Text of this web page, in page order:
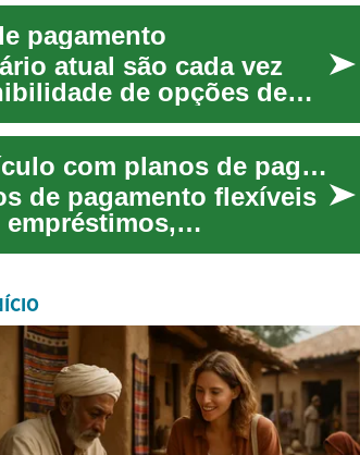
pagamento
atual são cada vez
de opções de
Passo a passo: adquirir um veículo com planos de pagamento flexíveis
de pagamento flexíveis